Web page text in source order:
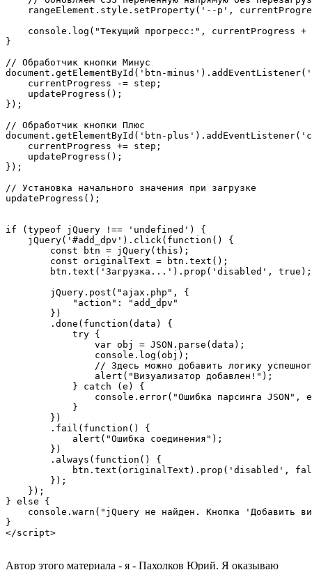
rangeElement.style.setProperty('--p',
console.log("Текущий прогресс:", currentProgress +
}
// Обработчик кнопки Минус
document.getElementById('btn-
    currentProgress -= step;
    updateProgress();
});
// Обработчик кнопки Плюс
document.getElementById('btn-
    currentProgress += step;
    updateProgress();
});
// Установка начального значения при загрузке
updateProgress();
if (typeof jQuery !== 'undefined') {
    jQuery('#add_dpv').click(function() {
        const btn = jQuery(this);
        const originalText = btn.text();
        btn.text('Загрузка...').prop('disabled', true);
        jQuery.post("ajax.php", {
            "action": "add_dpv"
        })
        .done(function(data) {
            try {
                var obj = JSON.parse(data);
                console.log(obj);
// Здесь можно добавить логику
                alert("Визуализатор добавлен!");
            } catch (e) {
console.error("Ошибка парсинга JSON",
            }
        })
        .fail(function() {
            alert("Ошибка соединения");
        })
        .always(function() {
btn.text(originalText).prop('disabled',
        });
    });
} else {
console.warn("jQuery не найден. Кнопка 'Добавить
}
Автор этого материала - я - Пахолков Юрий. Я оказываю